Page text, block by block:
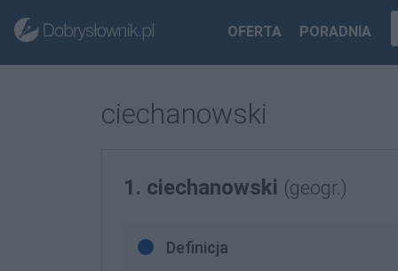
OFERTA PORADNIA
ciechanowski
1. ciechanowski (geogr.)
Definicja